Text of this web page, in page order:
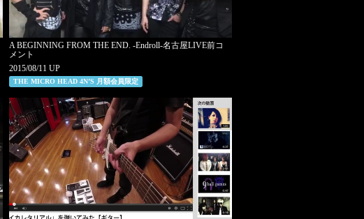
A BEGINNING FROM THE END. -Endroll-名古屋LIVE前コ
メント
2015/08/11 UP
THE MICRO HEAD 4N’S 月額会員限定